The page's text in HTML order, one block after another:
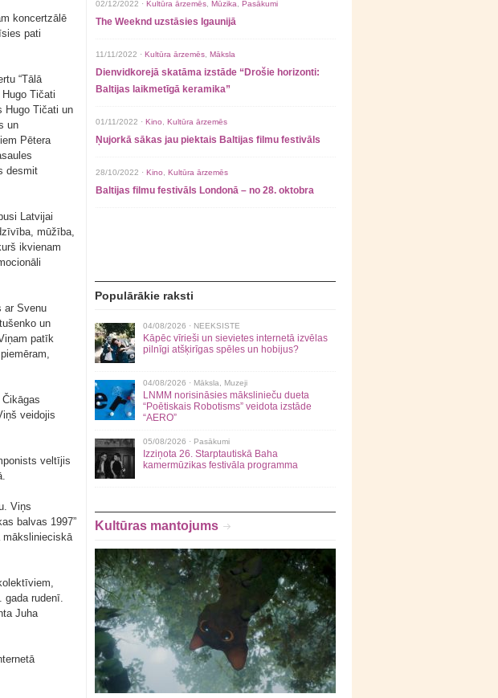
koncertzālē
pati
“Tālā
Tičati
Hugo Tičati un
un
Pētera
desmit
Latvijai
mūžība,
ikvienam
ar Svenu
un
patīk
veidojis
veltījis
Viņs
balvas 1997”
mākslinieciskā
gada rudenī.
Juha
02/12/2022 · Kultūra ārzemēs Mūzika Pasākumi
The Weeknd uzstāsies Igaunijā
11/11/2022 · Kultūra ārzemēs Māksla
Dienvidkorejā skatāma izstāde “Drošie horizonti:
Baltijas laikmetīgā keramika”
01/11/2022 · Kino Kultūra ārzemēs
Ņujorkā sākas jau piektais Baltijas filmu festivāls
28/10/2022 · Kino Kultūra ārzemēs
Baltijas filmu festivāls Londonā – no 28. oktobra
Populārākie raksti
04/08/2026 · NEEKSISTE
Kāpēc vīrieši un sievietes internetā izvēlas
pilnīgi atšķirīgas spēles un hobijus?
04/08/2026 · Māksla Muzeji
LNMM norisināsies mākslinieču dueta
“Poētiskais Robotisms” veidota izstāde
“AERO”
05/08/2026 · Pasākumi
Izziņota 26. Starptautiskā Baha
kamermūzikas festivāla programma
Kultūras mantojums